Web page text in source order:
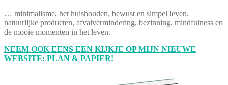
… minimalisme, het huishouden, bewust en simpel leven,
natuurlijke producten, afvalvermindering, bezinning, mindfulness en
de mooie momenten in het leven.
NEEM OOK EENS EEN KIJKJE OP MIJN NIEUWE
WEBSITE: PLAN & PAPIER!